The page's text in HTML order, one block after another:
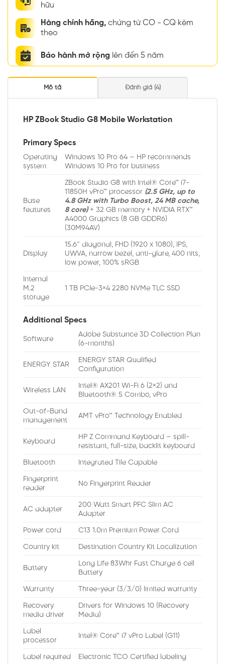
hữu
Hàng chính hãng, chứng từ CO - CQ kèm
theo
Bảo hành mở rộng lên đến 5 năm
Mô tả Đánh giá (4)
HP ZBook Studio G8 Mobile Workstation
Primary Specs
Operating
system
Windows 10 Pro 64 – HP recommends
Windows 10 Pro for business
Base
features
ZBook Studio G8 with Intel® Core™ i7-
11850H vPro™ processor (2.5 GHz, up to
4.8 GHz with Turbo Boost, 24 MB cache,
8 core)+ 32 GB memory + NVIDIA RTX™
A4000 Graphics (8 GB GDDR6)
(30M94AV)
Display
15.6″ diagonal, FHD (1920 x 1080), IPS,
UWVA, narrow bezel, anti-glare, 400 nits,
low power, 100% sRGB
Internal
M.2
storage
1 TB PCIe-3×4 2280 NVMe TLC SSD
Additional Specs
Software
Adobe Substance 3D Collection Plan
(6-months)
ENERGY STAR
ENERGY STAR Qualified
Configuration
Wireless LAN
Intel® AX201 Wi-Fi 6 (2×2) and
Bluetooth® 5 Combo, vPro
Out-of-Band
management
AMT vPro™ Technology Enabled
Keyboard
HP Z Command Keyboard – spill-
resistant, full-size, backlit keyboard
Bluetooth Integrated Tile Capable
Fingerprint
reader
No Fingerprint Reader
AC adapter
200 Watt Smart PFC Slim AC
Adapter
Power cord C13 1.0m Premium Power Cord
Country kit Destination Country Kit Localization
Battery
Long Life 83Whr Fast Charge 6 cell
Battery
Warranty Three-year (3/3/0) limited warranty
Recovery
media driver
Drivers for Windows 10 (Recovery
Media)
Label
processor
Intel® Core™ i7 vPro Label (G11)
Label required Electronic TCO Certified labeling